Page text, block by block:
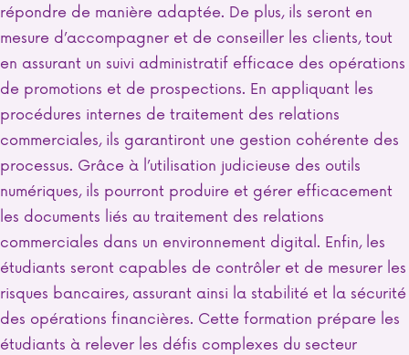
répondre de manière adaptée. De plus, ils seront en
mesure d’accompagner et de conseiller les clients, tout
en assurant un suivi administratif efficace des opérations
de promotions et de prospections. En appliquant les
procédures internes de traitement des relations
commerciales, ils garantiront une gestion cohérente des
processus. Grâce à l’utilisation judicieuse des outils
numériques, ils pourront produire et gérer efficacement
les documents liés au traitement des relations
commerciales dans un environnement digital. Enfin, les
étudiants seront capables de contrôler et de mesurer les
risques bancaires, assurant ainsi la stabilité et la sécurité
des opérations financières. Cette formation prépare les
étudiants à relever les défis complexes du secteur